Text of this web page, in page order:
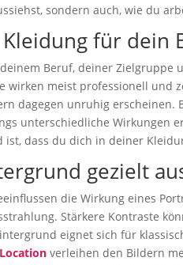
sondern auch, wie du
Kleidung für dein
Beruf, deiner Zielgruppe
wirken meist professionell und
dagegen unruhig
unterschiedliche Wirkungen
ist, dass du dich in deiner
gezielt
die Wirkung eines
Stärkere Kontraste
eignet sich für
verleihen den Bildern